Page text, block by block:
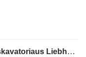
Turbokompresorius 10123660 ekskavatoriaus Liebherr A924 / A928 / LH30 / LH35